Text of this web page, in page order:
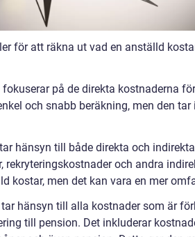
för att räkna ut vad en anställd
på de direkta kostnaderna
och snabb beräkning, men den
hänsyn till både direkta och
rekryteringskostnader och andra
kostar, men det kan vara en mer
hänsyn till alla kostnader som är
till pension. Det inkluderar